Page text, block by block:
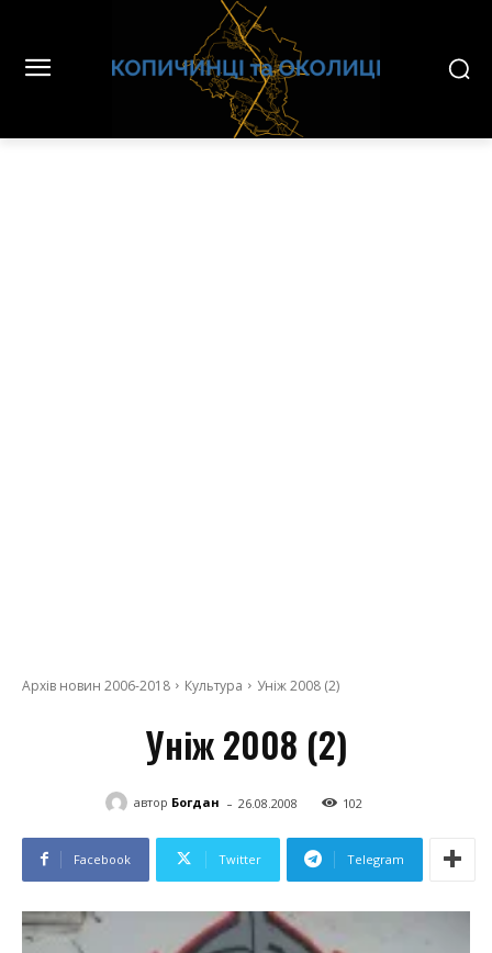
Архів новин 2006-2018 Культура Уніж 2008 (2)
Уніж 2008 (2)
автор Богдан - 26.08.2008 102
Facebook Twitter Telegram